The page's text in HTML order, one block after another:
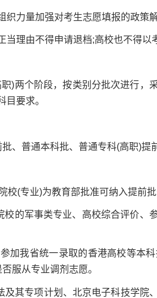
力量加强对考生志愿填报的政策解
由不得申请退档;高校也不得以
个阶段，按类别分批次进行，
目要求。
普通本科批、普通专科(高职)提
(专业)为教育部批准可纳入提前批
的军事类专业、高校综合评价、
我省统一录取的香港高校等本科
服从专业调剂志愿。
专项计划、北京电子科技学院